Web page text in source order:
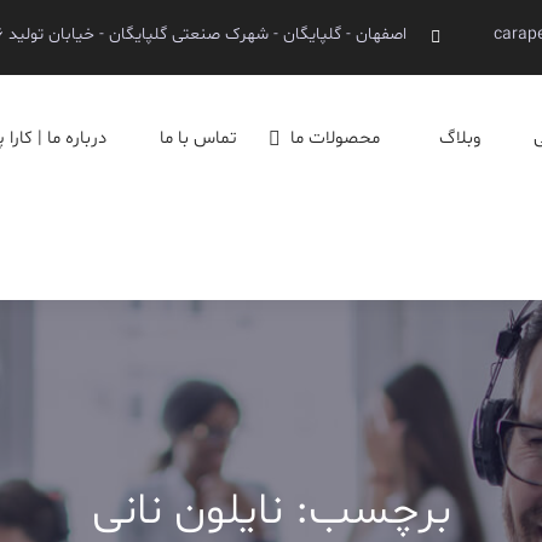
اصفهان - گلپایگان - شهرک صنعتی گلپایگان - خیابان تولید ۶
وبلاگ محصولات ما تماس با ما درباره ما |
برچسب: نایلون نانی